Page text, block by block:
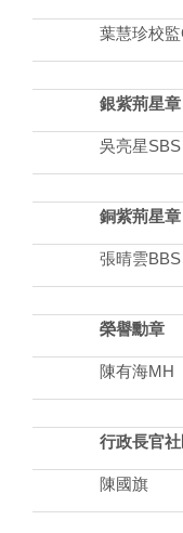
葉慧珍校
銀紫荊星章
吳亮星
銅紫荊星章
張晴雲BBS
榮譽勳章
陳有海MH
行政長官
陳國旗